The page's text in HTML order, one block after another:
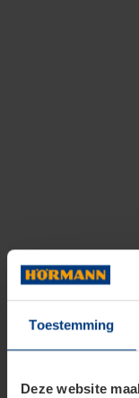
Toestemming
Deze website